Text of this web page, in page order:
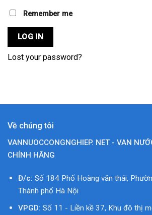
Remember me
LOG IN
Lost your password?
Về chúng tôi
VANNUOCCONGNGHIEP. NET - VAN
CHÍNH HÃNG
Đ/c: Số 184 Phố Hoàng văn thái,
Thành phố Hà Nội
VPGD: Số 11 - Liền kề 37, Khu đô thị